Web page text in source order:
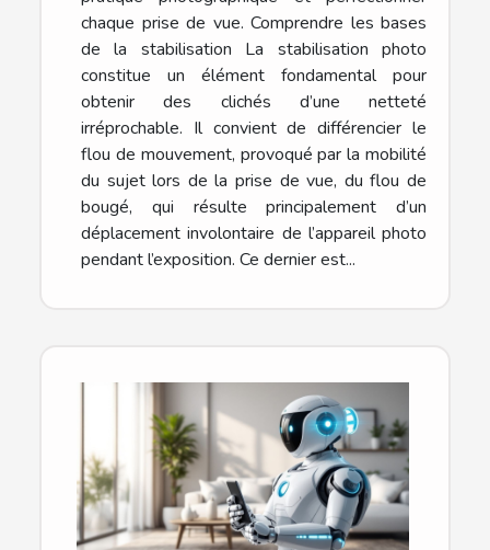
chaque prise de vue. Comprendre les bases
de la stabilisation La stabilisation photo
constitue un élément fondamental pour
obtenir des clichés d’une netteté
irréprochable. Il convient de différencier le
flou de mouvement, provoqué par la mobilité
du sujet lors de la prise de vue, du flou de
bougé, qui résulte principalement d’un
déplacement involontaire de l’appareil photo
pendant l’exposition. Ce dernier est...